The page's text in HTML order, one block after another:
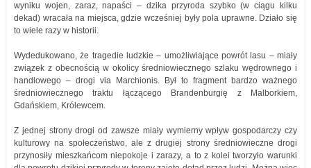
wyniku wojen, zaraz, napaści – dzika przyroda szybko (w ciągu kilku
dekad) wracała na miejsca, gdzie wcześniej były pola uprawne. Działo się
to wiele razy w historii.
Wydedukowano, że tragedie ludzkie – umożliwiające powrót lasu – miały
związek z obecnością w okolicy średniowiecznego szlaku wędrownego i
handlowego – drogi via Marchionis. Był to fragment bardzo ważnego
średniowiecznego traktu łączącego Brandenburgię z Malborkiem,
Gdańskiem, Królewcem.
Z jednej strony drogi od zawsze miały wymierny wpływ gospodarczy czy
kulturowy na społeczeństwo, ale z drugiej strony średniowieczne drogi
przynosiły mieszkańcom niepokoje i zarazy, a to z kolei tworzyło warunki